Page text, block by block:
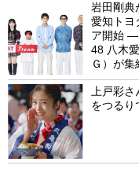
岩田剛典
愛知トヨ
ア開始 ―
48 八木
Ｇ）が
上戸彩
をつるり